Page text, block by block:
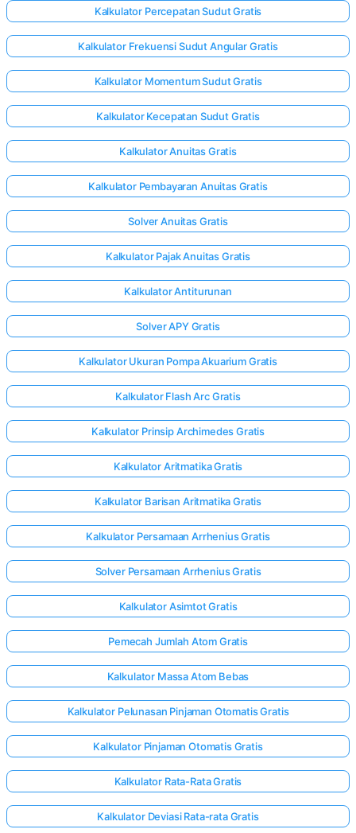
Ada
Anda
Kalkulator Percepatan Sudut Gratis
Kalkulator Frekuensi Sudut Angular Gratis
Kalkulator Momentum Sudut Gratis
Kalkulator Kecepatan Sudut Gratis
Kalkulator Anuitas Gratis
Kalkulator Pembayaran Anuitas Gratis
Solver Anuitas Gratis
Kalkulator Pajak Anuitas Gratis
Kalkulator Antiturunan
Solver APY Gratis
Kalkulator Ukuran Pompa Akuarium Gratis
Kalkulator Flash Arc Gratis
Kalkulator Prinsip Archimedes Gratis
Kalkulator Aritmatika Gratis
Kalkulator Barisan Aritmatika Gratis
Kalkulator Persamaan Arrhenius Gratis
Solver Persamaan Arrhenius Gratis
Kalkulator Asimtot Gratis
Pemecah Jumlah Atom Gratis
Kalkulator Massa Atom Bebas
Kalkulator Pelunasan Pinjaman Otomatis Gratis
Kalkulator Pinjaman Otomatis Gratis
Kalkulator Rata-Rata Gratis
Kalkulator Deviasi Rata-rata Gratis